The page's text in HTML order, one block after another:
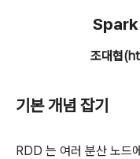
Spark
조대협
기본 개념 잡기
RDD 는 여러 분산 노드